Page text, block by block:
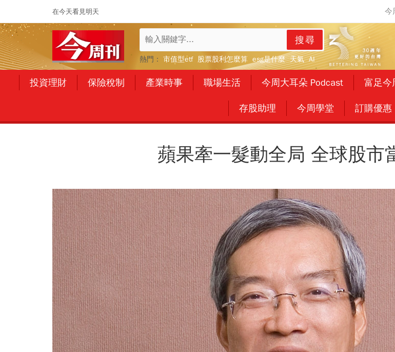
在今天看見明天
搜尋
熱門： 市值型etf 股票股利怎麼算 esg是什麼 天氣 AI
投資理財 保險稅制 產業時事 職場生活 今周大耳朵 Podcast 富足今
存股助理 今周學堂 訂購優惠
蘋果牽一髮動全局 全球股市